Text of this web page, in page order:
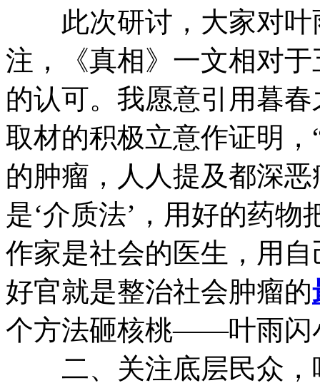
此次研讨，大家对叶
注，《真相》一文相对
的认可。我愿意引用暮
取材的积极立意作证明
的肿瘤，人人提及都深
是‘介质法’，用好的药
作家是社会的医生，用
好官就是整治社会肿瘤的
个方法砸核桃——叶雨闪
二、关注底层民众，